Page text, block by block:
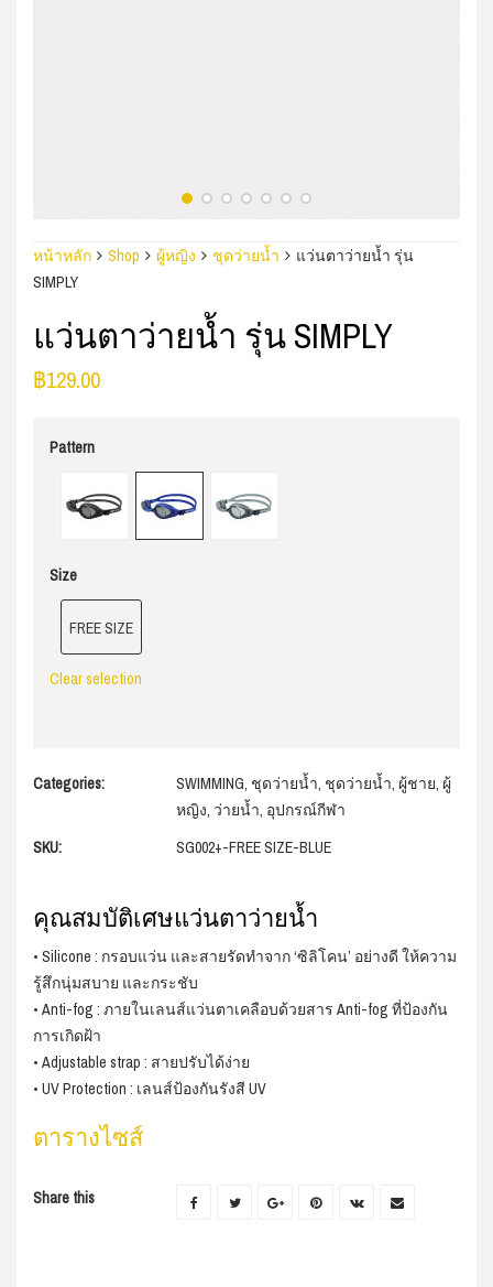
หน้าหลัก Shop ผู้หญิง ชุดว่ายน้ำ
แว่นตาว่ายน้ำ รุ่น
SIMPLY
แว่นตาว่ายน้ำ รุ่น SIMPLY
฿129.00
คุณสมบัติเศษแว่นตาว่ายน้ำ
• Silicone : กรอบแว่น และสายรัดทำจาก ‘ซิลิโคน’ อย่างดี ให้ความ
รู้สึกนุ่มสบาย และกระชับ
• Anti-fog : ภายในเลนส์แว่นตาเคลือบด้วยสาร Anti-fog ที่ป้องกัน
การเกิดฝ้า
• Adjustable strap : สายปรับได้ง่าย
• UV Protection : เลนส์ป้องกันรังสี UV
Pattern
Size
FREE SIZE
Clear selection
Categories: SWIMMING, ชุดว่ายน้ำ, ชุดว่ายน้ำ, ผู้ชาย, ผู้
หญิง, ว่ายน้ำ, อุปกรณ์กีฬา
SKU:
SG002+-FREE SIZE-BLUE
Share this
ตารางไซส์